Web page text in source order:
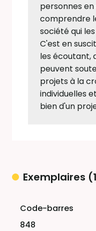
personnes
comprendre
société qui
C'est en
les écoutant,
peuvent
projets à la
individuelles
bien d'un
Exemplaires
848